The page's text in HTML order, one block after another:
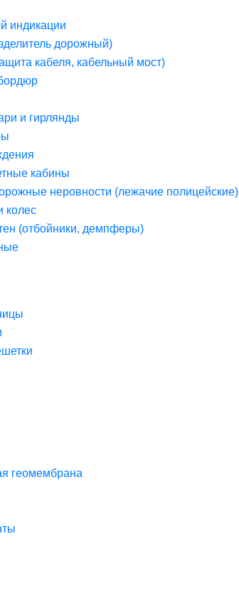
индикации
дорожный)
кабеля, кабельный мост)
и гирлянды
кабины
неровности (лежачие полицейские)
колес
(отбойники, демпферы)
геомембрана